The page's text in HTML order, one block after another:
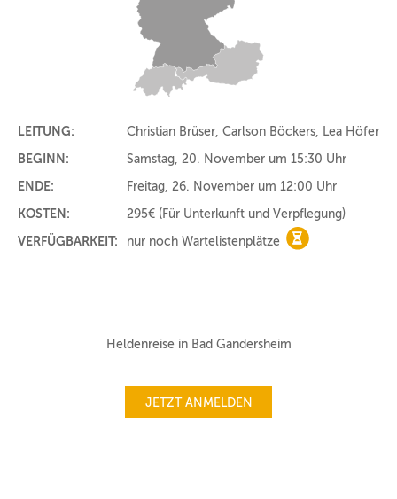
LEITUNG:
Christian Brüser, Carlson Böckers, Lea Höfer
BEGINN:
Samstag, 20. November um 15:30 Uhr
ENDE:
Freitag, 26. November um 12:00 Uhr
KOSTEN:
295€ (Für Unterkunft und Verpflegung)
VERFÜGBARKEIT:
nur noch Wartelistenplätze nur noch
Heldenreise in Bad Gandersheim
JETZT ANMELDEN